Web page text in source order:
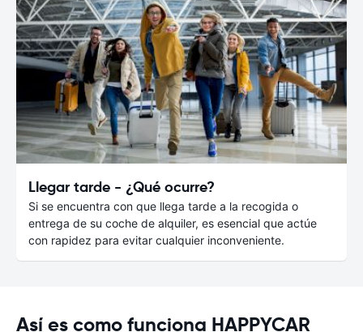
Llegar tarde - ¿Qué ocurre?
Si se encuentra con que llega tarde a la recogida o
entrega de su coche de alquiler, es esencial que actúe
con rapidez para evitar cualquier inconveniente.
Así es como funciona HAPPYCAR